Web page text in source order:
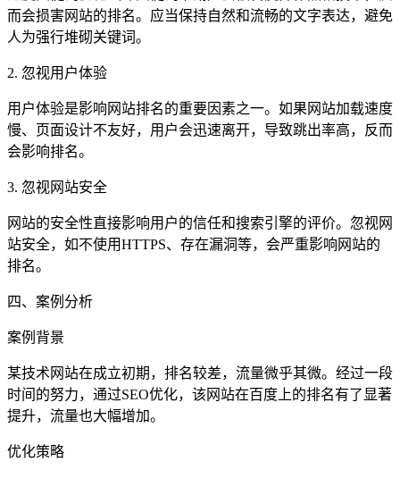
而会损害网站的排名。应当保持自然和流畅的文字表达，避免
人为强行堆砌关键词。
2. 忽视用户体验
用户体验是影响网站排名的重要因素之一。如果网站加载速度
慢、页面设计不友好，用户会迅速离开，导致跳出率高，反而
会影响排名。
3. 忽视网站安全
网站的安全性直接影响用户的信任和搜索引擎的评价。忽视网
站安全，如不使用HTTPS、存在漏洞等，会严重影响网站的
排名。
四、案例分析
案例背景
某技术网站在成立初期，排名较差，流量微乎其微。经过一段
时间的努力，通过SEO优化，该网站在百度上的排名有了显著
提升，流量也大幅增加。
优化策略